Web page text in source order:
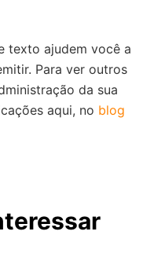
texto ajudem você a
Para ver outros
da sua
aqui, no blog